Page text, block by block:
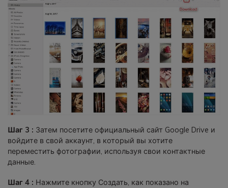
Шаг 3 : Затем посетите официальный сайт Google Drive и
войдите в свой аккаунт, в который вы хотите
переместить фотографии, используя свои контактные
данные.
Шаг 4 : Нажмите кнопку Создать, как показано на